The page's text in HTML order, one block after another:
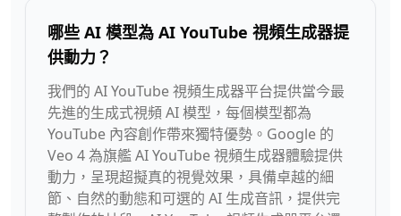
哪些 AI 模型為 AI YouTube 視頻生成器提
供動力？
我們的 AI YouTube 視頻生成器平台提供當今最
先進的生成式視頻 AI 模型，每個模型都為
YouTube 內容創作帶來獨特優勢。Google 的
Veo 4 為旗艦 AI YouTube 視頻生成器體驗提供
動力，呈現超擬真的視覺效果，具備卓越的細
節、自然的動態和可選的 AI 生成音訊，提供完